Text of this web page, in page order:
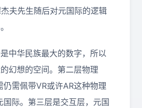
夫先生随后对元国际的逻辑
中华民族最大的数字，所以
幻想的空间。第二层物理
仍需佩带VR或许AR这种物理
国际。第三层是交互层，元国